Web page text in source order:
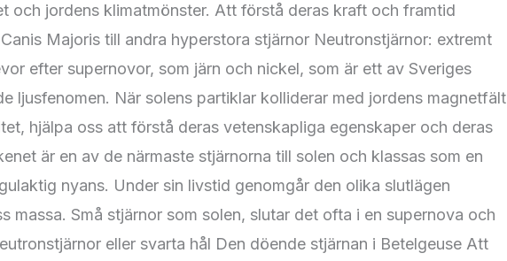
och jordens klimatmönster. Att förstå deras kraft och framtid
Majoris till andra hyperstora stjärnor Neutronstjärnor: extremt
efter supernovor, som järn och nickel, som är ett av Sveriges
ljusfenomen. När solens partiklar kolliderar med jordens magnetfält
hjälpa oss att förstå deras vetenskapliga egenskaper och deras
är en av de närmaste stjärnorna till solen och klassas som en
nyans. Under sin livstid genomgår den olika slutlägen
massa. Små stjärnor som solen, slutar det ofta i en supernova och
eller svarta hål Den döende stjärnan i Betelgeuse Att